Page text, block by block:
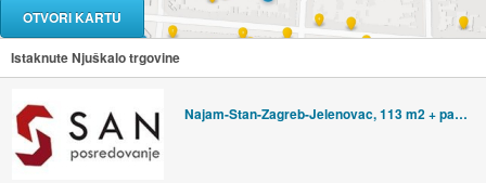
OTVORI KARTU
Istaknute Njuškalo trgovine
Najam-Stan-Zagreb-Jelenovac, 113 m2 + parkirno mjesto